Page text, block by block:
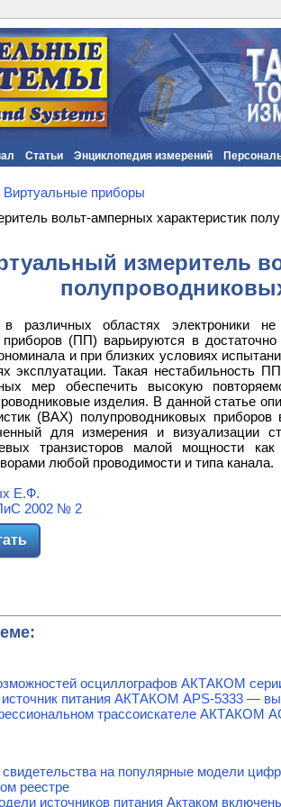
Статьи Энциклопедия измерений
Виртуальные приборы
вольт-амперных характеристик
измеритель
различных областях электроники
приборов (ПП) варьируются в
и при близких условиях
эксплуатации. Такая нестабильность
мер обеспечить высокую
изделия. В данной статье
(ВАХ) полупроводниковых
для измерения и визуализации
транзисторов малой мощности
любой проводимости и типа канала.
Е.Ф.
2002 № 2
осциллографов АКТАКОМ
питания АКТАКОМ APS-5333 —
трассоискателе АКТАКОМ
на популярные модели
реестре
источников питания Актаком